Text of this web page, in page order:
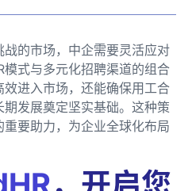
的市场，中企需要灵活应对
模式与多元化招聘渠道的组合
进入市场，还能确保用工合
发展奠定坚实基础。这种策
要助力，为企业全球化布局